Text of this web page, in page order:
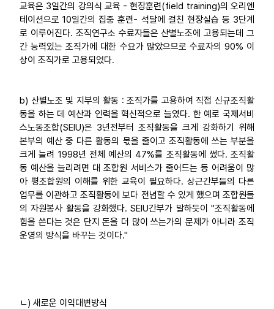
교육은 3일간의 강의식 교육 - 현장훈련(field training)의 오리엔
테이션으로 10일간의 집중 훈련- 석달에 걸친 현장실습 등 3단계
로 이루어진다. 조직연구소 수료자들은 산별노조에 고용되는데 그
간 능력있는 조직가에 대한 수요가 많았으므로 수료자의 90% 이
상이 조직가로 고용되었다.
b) 산별노조 및 지부의 활동 : 조직가를 고용하여 직접 신규조직활
동을 하는 데 예산과 인력을 혁신적으로 늘였다. 한 예로 국제서비
스노동조합(SEIU)은 3년전부터 조직활동을 크게 강화하기 위해
본부의 예산 중 다른 활동의 몫을 줄이고 조직활동에 쓰는 부분을
크게 늘려 1998년 전체 예산의 47%를 조직활동에 썼다. 조직활
동 예산을 늘리려면 대 조합원 서비스가 줄어드는 등 어려움이 많
아 평조합원의 이해를 위한 교육이 필요하다. 상근간부들의 다른
업무를 이관하고 조직활동에 보다 전념할 수 있게 했으며 조합원들
의 자원봉사 활동을 강화했다. SEIU간부가 말하듯이 "조직활동에
힘을 쓴다는 것은 단지 돈을 더 많이 쓰는가의 문제가 아니라 조직
운영의 방식을 바꾸는 것이다."
ㄴ) 새로운 이익대변방식